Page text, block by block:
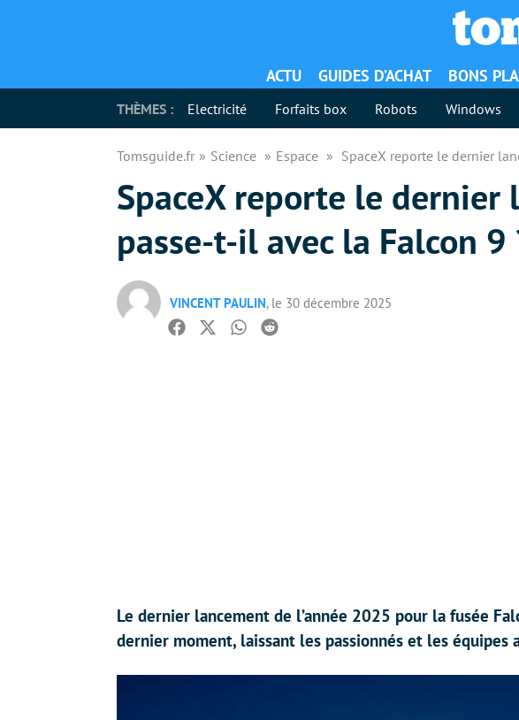
ACTU GUIDES D’ACHAT BONS
THÈMES : Electricité Forfaits box Robots Windows
Tomsguide.fr Science Espace SpaceX reporte le dernier
SpaceX reporte le dernier
passe-t-il avec la Falcon 9
VINCENT PAULIN, le 30 décembre 2025
Facebook
TwitterWhatsapp
Reddit
Le dernier lancement de l’année 2025 pour la fusée
dernier moment, laissant les passionnés et les équipes